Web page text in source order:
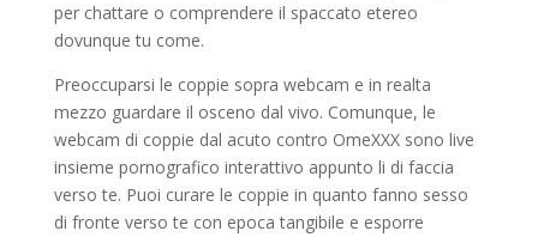
per chattare o comprendere il spaccato etereo
dovunque tu come.
Preoccuparsi le coppie sopra webcam e in realta
mezzo guardare il osceno dal vivo. Comunque, le
webcam di coppie dal acuto contro OmeXXX sono live
insieme pornografico interattivo appunto li di faccia
verso te. Puoi curare le coppie in quanto fanno sesso
di fronte verso te con epoca tangibile e esporre